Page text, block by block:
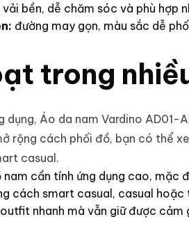
bền, dễ chăm sóc và phù hợp
đường may gọn, màu sắc dễ
trong
dụng, Áo da nam Vardino
rộng cách phối đồ, bạn có thể
casual.
nam cần tính ứng dụng cao, mặc
cách smart casual, casual
nhanh mà vẫn giữ được cảm